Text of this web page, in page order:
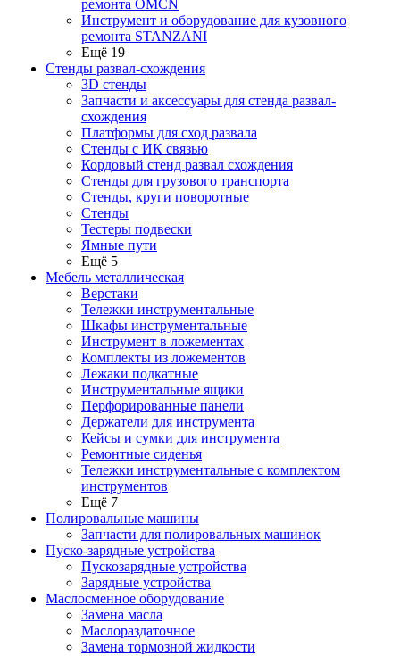
ремонта OMCN
Инструмент и оборудование для кузовного
ремонта STANZANI
Ещё 19
Стенды развал-схождения
3D стенды
Запчасти и аксессуары для стенда развал-
схождения
Платформы для сход развала
Стенды с ИК связью
Кордовый стенд развал схождения
Стенды для грузового транспорта
Стенды, круги поворотные
Стенды
Тестеры подвески
Ямные пути
Ещё 5
Мебель металлическая
Верстаки
Тележки инструментальные
Шкафы инструментальные
Инструмент в ложементах
Комплекты из ложементов
Лежаки подкатные
Инструментальные ящики
Перфорированные панели
Держатели для инструмента
Кейсы и сумки для инструмента
Ремонтные сиденья
Тележки инструментальные с комплектом
инструментов
Ещё 7
Полировальные машины
Запчасти для полировальных машинок
Пуско-зарядные устройства
Пускозарядные устройства
Зарядные устройства
Маслосменное оборудование
Замена масла
Маслораздаточное
Замена тормозной жидкости